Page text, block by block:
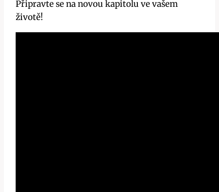
Připravte se na novou kapitolu ve vašem
životě!